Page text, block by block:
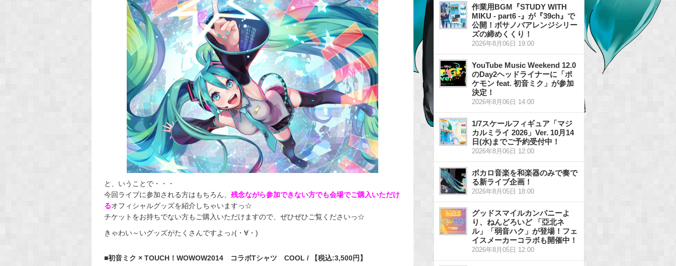
o
k
と、いうことで・・・
今回ライブに参加される方はもちろん、 残念ながら参加できない方でも会場でご購入いただけ
るオフィシャルグッズを紹介しちゃいますっ☆
チケットをお持ちでない方もご購入いただけますので、ぜひぜひご覧くださいっ☆
きゃわい～いグッズがたくさんですよっ♪(・∀・)
■初音ミク × TOUCH！WOWOW2014 コラボTシャツ COOL / 【税込:3,500円】
作業用BGM『STUDY WITH
MIKU - part6 -』が『39ch』で
公開！ボサノバアレンジシリー
ズの締めくくり！
2026年8月06日 19:00
YouTube Music Weekend 12.0
のDay2ヘッドライナーに「ポ
ケモン feat. 初音ミク」が参加
決定！
2026年8月06日 14:00
1/7スケールフィギュア「マジ
カルミライ 2026」Ver. 10月14
日(水)までご予約受付中！
2026年8月06日 12:00
ボカロ音楽を和楽器のみで奏で
る新ライブ企画！
2026年8月05日 18:00
グッドスマイルカンパニーよ
り、ねんどろいど 「亞北ネ
ル」「弱音ハク」が登場！フェ
イスメーカーコラボも開催中！
2026年8月05日 12:00